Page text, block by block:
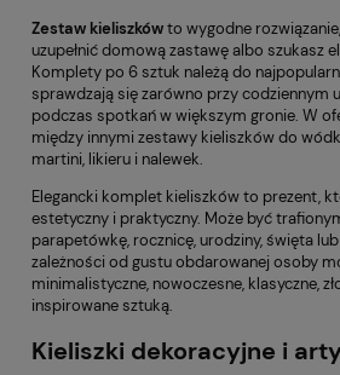
Zestaw kieliszkówto wygodne
uzupełnić domową zastawę albo szukasz
Komplety po 6 sztuk należą do
sprawdzają się zarówno przy codziennym
podczas spotkań w większym gronie. W
między innymi zestawy kieliszków do
martini, likieru i nalewek.
Elegancki komplet kieliszków to prezent,
estetyczny i praktyczny. Może być
parapetówkę, rocznicę, urodziny, święta
zależności od gustu obdarowanej osoby
minimalistyczne, nowoczesne, klasyczne,
inspirowane sztuką.
Kieliszki dekoracyjne i